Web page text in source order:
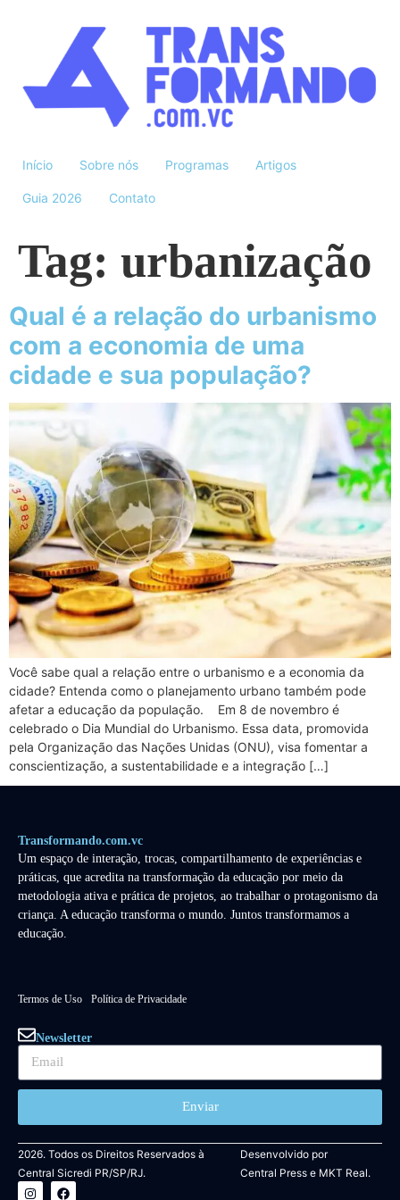
Início Sobre nós Programas Artigos
Guia 2026 Contato
Tag: urbanização
Qual é a relação do urbanismo
com a economia de uma
cidade e sua população?
Você sabe qual a relação entre o urbanismo e a economia da
cidade? Entenda como o planejamento urbano também pode
afetar a educação da população. Em 8 de novembro é
celebrado o Dia Mundial do Urbanismo. Essa data, promovida
pela Organização das Nações Unidas (ONU), visa fomentar a
conscientização, a sustentabilidade e a integração […]
Transformando.com.vc
Um espaço de interação, trocas, compartilhamento de experiências e
práticas, que acredita na transformação da educação por meio da
metodologia ativa e prática de projetos, ao trabalhar o protagonismo da
criança. A educação transforma o mundo. Juntos transformamos a
educação.
Termos de Uso Política de Privacidade
Newsletter
Enviar
2026. Todos os Direitos Reservados à
Central Sicredi PR/SP/RJ.
Desenvolvido por
Central Presse MKT Real.